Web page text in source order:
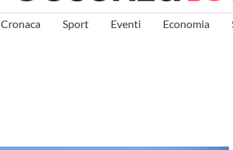
Cronaca Sport Eventi Economia